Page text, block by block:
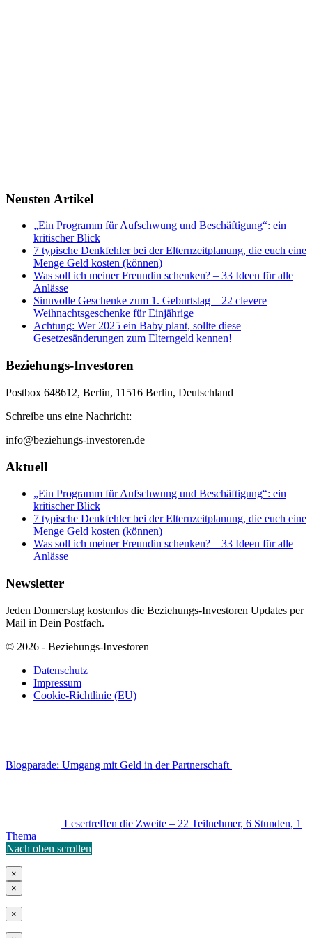
Neusten Artikel
„Ein Programm für Aufschwung und Beschäftigung“: ein
kritischer Blick
7 typische Denkfehler bei der Elternzeitplanung, die euch eine
Menge Geld kosten (können)
Was soll ich meiner Freundin schenken? – 33 Ideen für alle
Anlässe
Sinnvolle Geschenke zum 1. Geburtstag – 22 clevere
Weihnachtsgeschenke für Einjährige
Achtung: Wer 2025 ein Baby plant, sollte diese
Gesetzesänderungen zum Elterngeld kennen!
Beziehungs-Investoren
Postbox 648612, Berlin, 11516 Berlin, Deutschland
Schreibe uns eine Nachricht:
info@beziehungs-investoren.de
Aktuell
„Ein Programm für Aufschwung und Beschäftigung“: ein
kritischer Blick
7 typische Denkfehler bei der Elternzeitplanung, die euch eine
Menge Geld kosten (können)
Was soll ich meiner Freundin schenken? – 33 Ideen für alle
Anlässe
Newsletter
Jeden Donnerstag kostenlos die Beziehungs-Investoren Updates per
Mail in Dein Postfach.
© 2026 - Beziehungs-Investoren
Datenschutz
Impressum
Cookie-Richtlinie (EU)
Blogparade: Umgang mit Geld in der Partnerschaft
Lesertreffen die Zweite – 22 Teilnehmer, 6 Stunden, 1
Thema
Nach oben scrollen
×
×
×